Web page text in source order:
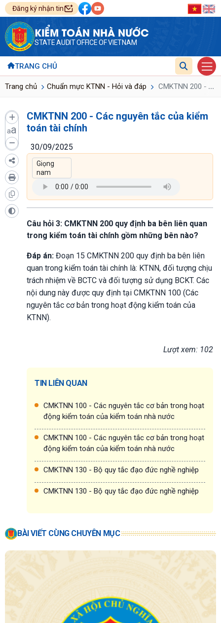
Đăng ký nhận tin
KIỂM TOÁN NHÀ NƯỚC
STATE AUDIT OFFICE OF VIETNAM
TRANG CHỦ
Trang chủ Chuẩn mực KTNN - Hỏi và đáp CMKTNN 200 -...
aa
CMKTNN 200 - Các nguyên tắc của kiểm
toán tài chính
30/09/2025
Câu hỏi 3: CMKTNN 200 quy định ba bên liên quan
trong kiểm toán tài chính gồm những bên nào?
Đáp án: Đoạn 15 CMKTNN 200 quy định ba bên liên
quan trong kiểm toán tài chính là: KTNN, đối tượng chịu
trách nhiệm về BCTC và đối tượng sử dụng BCKT. Các
nội dung này được quy định tại CMKTNN 100 (Các
nguyên tắc cơ bản trong hoạt động kiểm toán của
KTNN).
Lượt xem: 102
TIN LIÊN QUAN
CMKTNN 100 - Các nguyên tắc cơ bản trong hoạt
động kiểm toán của kiểm toán nhà nước
CMKTNN 100 - Các nguyên tắc cơ bản trong hoạt
động kiểm toán của kiểm toán nhà nước
CMKTNN 130 - Bộ quy tắc đạo đức nghề nghiệp
CMKTNN 130 - Bộ quy tắc đạo đức nghề nghiệp
BÀI VIẾT CÙNG CHUYÊN MỤC